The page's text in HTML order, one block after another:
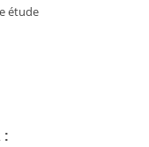
étude
: